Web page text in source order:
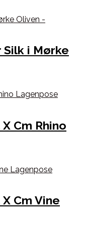
i Mørke
Cm Rhino
Cm Vine